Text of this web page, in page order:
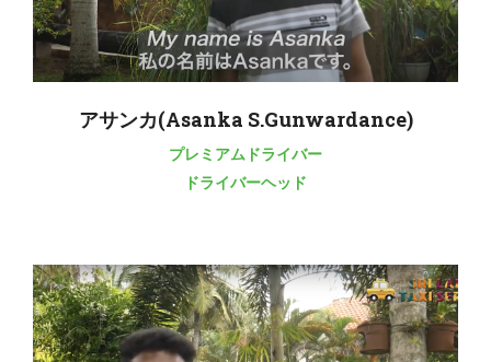
アサンカ(Asanka S.Gunwardance)
プレミアムドライバー
ドライバーヘッド